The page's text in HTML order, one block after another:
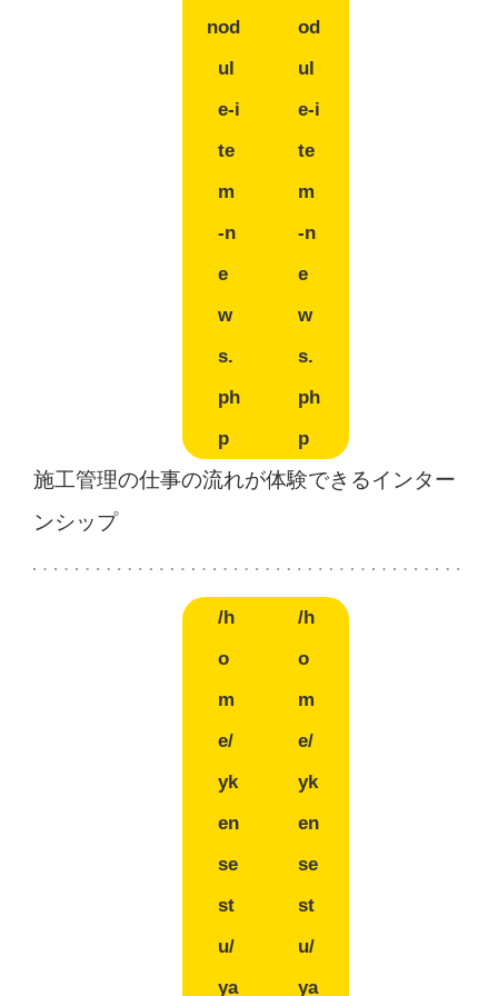
nod
ul
e-i
te
m
-n
e
w
s.
ph
p
od
ul
e-i
te
m
-n
e
w
s.
ph
p
施工管理の仕事の流れが体験できるインター
ンシップ
/h
o
m
e/
yk
en
se
st
u/
ya
/h
o
m
e/
yk
en
se
st
u/
ya